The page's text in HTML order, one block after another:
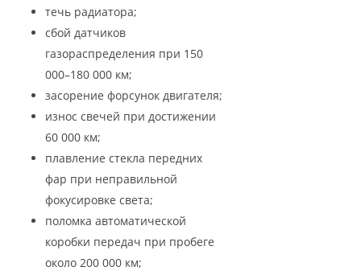
течь радиатора;
сбой датчиков
газораспределения при 150
000–180 000 км;
засорение форсунок двигателя;
износ свечей при достижении
60 000 км;
плавление стекла передних
фар при неправильной
фокусировке света;
поломка автоматической
коробки передач при пробеге
около 200 000 км;